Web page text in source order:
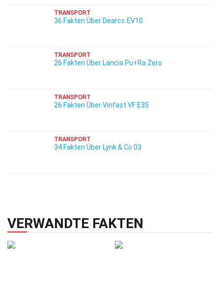
TRANSPORT
36 Fakten Über Dearcc EV10
TRANSPORT
26 Fakten Über Lancia Pu+Ra Zero
TRANSPORT
26 Fakten Über Vinfast VF E35
TRANSPORT
34 Fakten Über Lynk & Co 03
VERWANDTE FAKTEN